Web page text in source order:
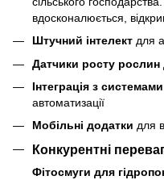
вдосконалюється,
Штучний інтелект для
Датчики росту рослин
Інтеграція з
автоматизації
Мобільні додатки для
Конкурентні
Фітосмуги для